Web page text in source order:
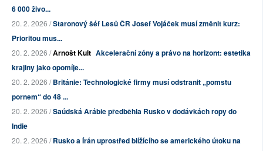
6 000 živo...
20. 2. 2026 /Staronový šéf Lesů ČR Josef Vojáček musí změnit kurz:
Prioritou mus...
20. 2. 2026 /Arnošt Kult Akcelerační zóny a právo na horizont: estetika
krajiny jako opomíje...
20. 2. 2026 /Británie: Technologické firmy musí odstranit „pomstu
pornem“ do 48 ...
20. 2. 2026 /Saúdská Arábie předběhla Rusko v dodávkách ropy do
Indie
20. 2. 2026 /Rusko a Írán uprostřed blížícího se amerického útoku na